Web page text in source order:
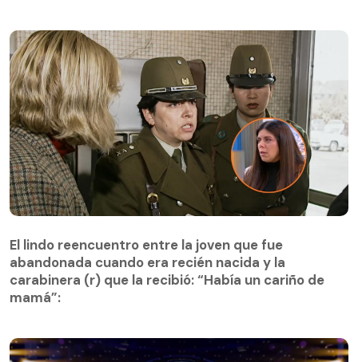
abandonada cuando era recién nacida y la
carabinera (r) que la recibió: “Había un cariño de
mamá”:
El lindo reencuentro entre la joven que fue
abandonada cuando era recién nacida y la
carabinera (r) que la recibió: “Había un cariño de
mamá”: